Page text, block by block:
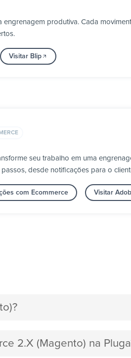
engrenagem produtiva. Cada
Visitar Blip
seu trabalho em uma
desde notificações para o
com Ecommerce Visitar
2.X (Magento) na